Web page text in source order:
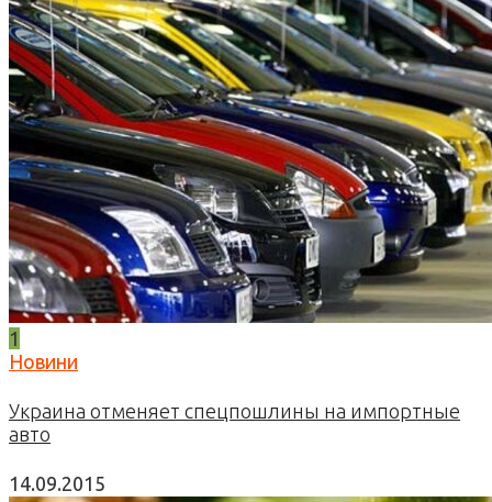
1
Новини
Украина отменяет спецпошлины на импортные
авто
14.09.2015